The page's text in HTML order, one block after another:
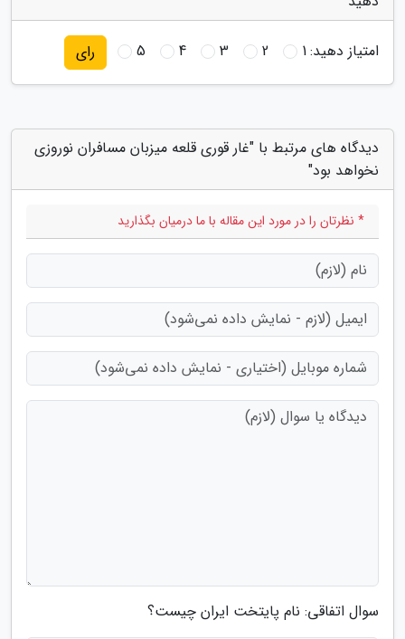
امتیاز دهید:1
2
3
4
5 رای
دیدگاه های مرتبط با "غار قوری قلعه میزبان مسافران نوروزی
نخواهد بود"
* نظرتان را در مورد این مقاله با ما درمیان بگذارید
سوال اتفاقی: نام پایتخت ایران چیست؟